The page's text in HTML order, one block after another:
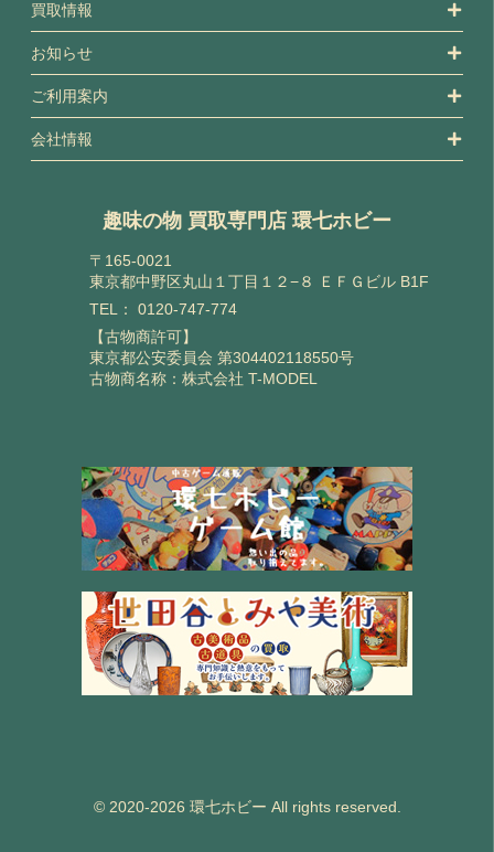
買取情報
お知らせ
ご利用案内
会社情報
趣味の物 買取専門店 環七ホビー
〒165-0021
東京都中野区丸山１丁目１２−８ ＥＦＧビル B1F
TEL： 0120-747-774
【古物商許可】
東京都公安委員会 第304402118550号
古物商名称：株式会社 T-MODEL
© 2020-2026 環七ホビー All rights reserved.